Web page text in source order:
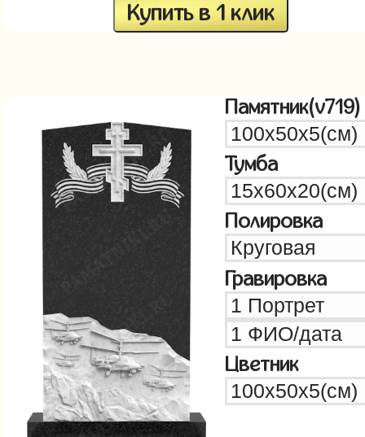
Купить в 1 клик
Памятник(v719)
Тумба
Полировка
Гравировка
Цветник